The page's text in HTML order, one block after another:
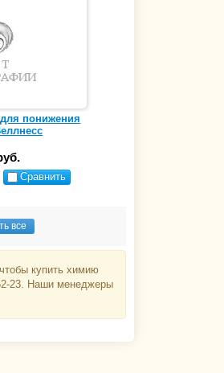
понижения
Сравнить
все
купить химию
23. Наши менеджеры